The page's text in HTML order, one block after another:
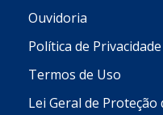
Ouvidoria
Política de Privacidade
Termos de Uso
Lei Geral de Proteção